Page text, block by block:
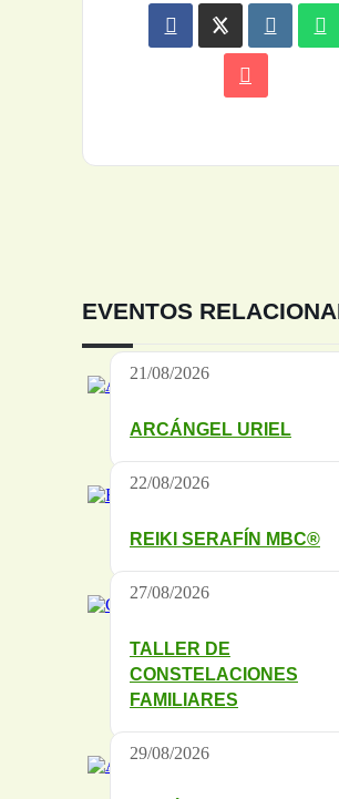
EVENTOS
21/08/2026
ARCÁNGEL URIEL
22/08/2026
REIKI SERAFÍN MBC®
27/08/2026
TALLER DE
CONSTELACIONES
FAMILIARES
29/08/2026